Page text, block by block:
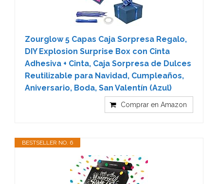
Zourglow 5 Capas Caja Sorpresa Regalo,
DIY Explosion Surprise Box con Cinta
Adhesiva + Cinta, Caja Sorpresa de Dulces
Reutilizable para Navidad, Cumpleaños,
Aniversario, Boda, San Valentín (Azul)
Comprar en Amazon
BESTSELLER NO. 6